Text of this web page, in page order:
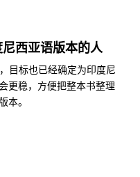
西亚语版本的人
目标也已经确定为印度尼
更稳，方便把整本书整理
本。